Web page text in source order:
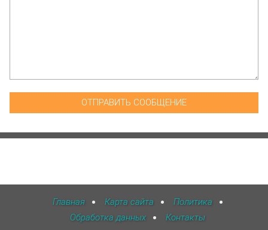
Главная Карта сайта
Политика
Обработка данных
Контакты